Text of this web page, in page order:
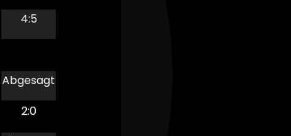
4:5
Abgesagt
2:0